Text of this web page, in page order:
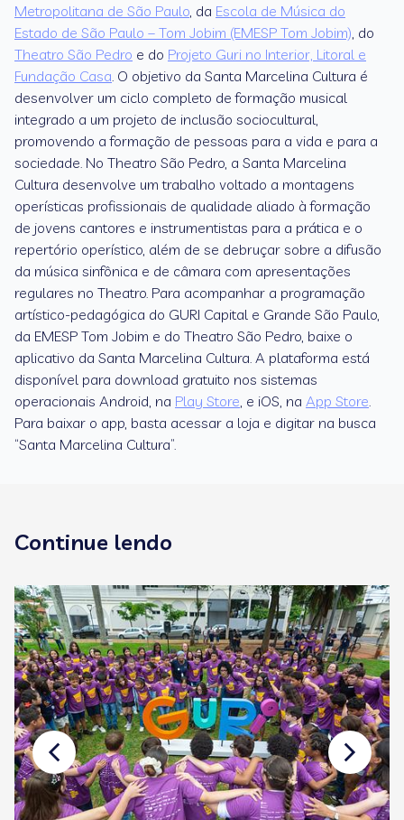
Metropolitana de São Paulo, da Escola de Música do
Estado de São Paulo – Tom Jobim (EMESP Tom Jobim), do
Theatro São Pedro e do Projeto Guri no Interior, Litoral e
Fundação Casa. O objetivo da Santa Marcelina Cultura é
desenvolver um ciclo completo de formação musical
integrado a um projeto de inclusão sociocultural,
promovendo a formação de pessoas para a vida e para a
sociedade. No Theatro São Pedro, a Santa Marcelina
Cultura desenvolve um trabalho voltado a montagens
operísticas profissionais de qualidade aliado à formação
de jovens cantores e instrumentistas para a prática e o
repertório operístico, além de se debruçar sobre a difusão
da música sinfônica e de câmara com apresentações
regulares no Theatro. Para acompanhar a programação
artístico-pedagógica do GURI Capital e Grande São Paulo,
da EMESP Tom Jobim e do Theatro São Pedro, baixe o
aplicativo da Santa Marcelina Cultura. A plataforma está
disponível para download gratuito nos sistemas
operacionais Android, na Play Store, e iOS, na App Store.
Para baixar o app, basta acessar a loja e digitar na busca
“Santa Marcelina Cultura”.
Continue lendo